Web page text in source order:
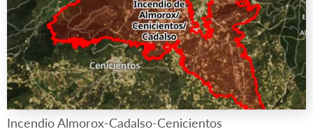
Incendio Almorox-Cadalso-Cenicientos